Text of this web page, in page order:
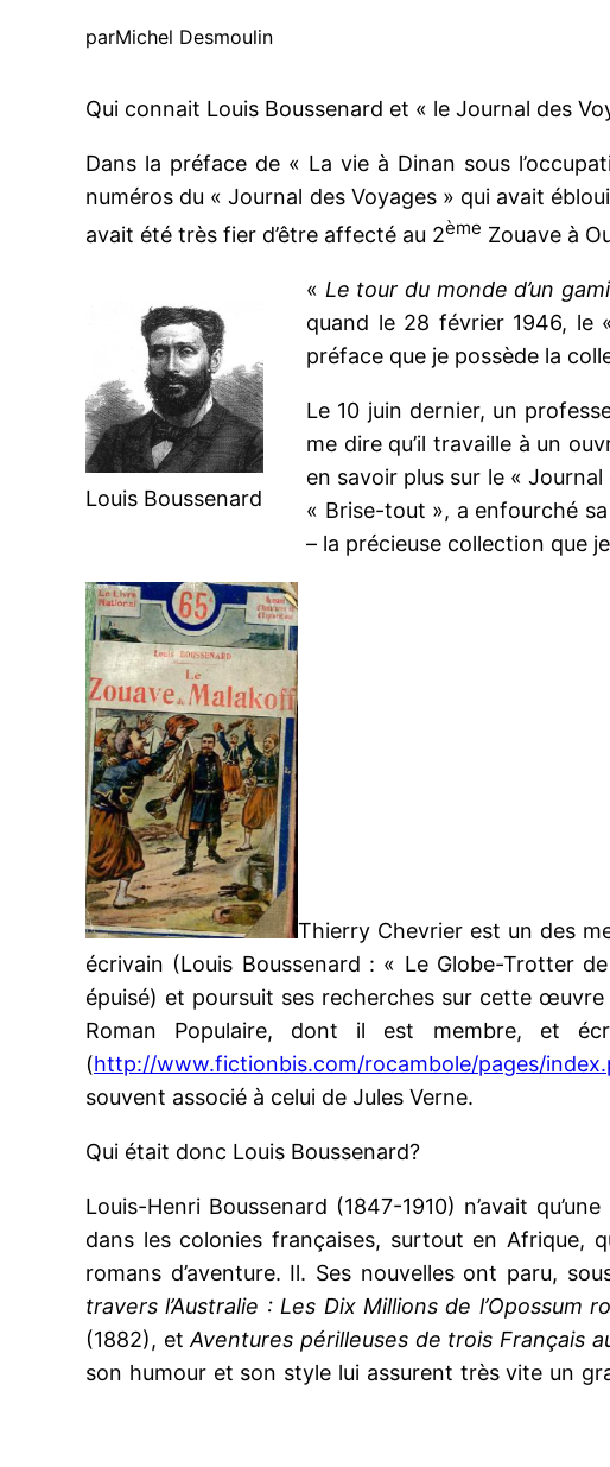
parMichel Desmoulin
Qui connait Louis Boussenard et « le Journal des
Dans la préface de « La vie à Dinan sous
numéros du « Journal des Voyages » qui avait
avait été très fier d’être affecté au 2ème Zouave à
Louis Boussenard
« Le tour du monde d’un
quand le 28 février 1946, le
préface que je possède la
Le 10 juin dernier, un
me dire qu’il travaille à un
en savoir plus sur le «
« Brise-tout », a enfourché
– la précieuse collection que
Thierry Chevrier est un des
écrivain (Louis Boussenard : « Le Globe-Trotter
épuisé) et poursuit ses recherches sur cette œuvre
Roman Populaire, dont il est membre, et
(http://www.fictionbis.com/rocambole/pages/
souvent associé à celui de Jules Verne.
Qui était donc Louis Boussenard?
Louis-Henri Boussenard (1847-1910) n’avait
dans les colonies françaises, surtout en Afrique,
romans d’aventure. Il. Ses nouvelles ont paru,
travers l’Australie : Les Dix Millions de l’Opossum
(1882), etAventures périlleuses de trois Français
son humour et son style lui assurent très vite un